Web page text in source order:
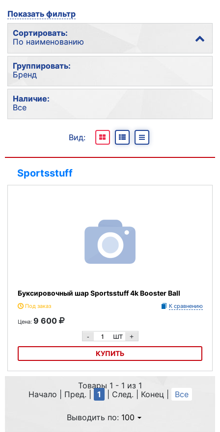
Показать фильтр
Сортировать:
По наименованию
По популярности
По наименованию
По цене
Группировать:
Бренд
Без группировки
Бренд
Наличие:
Все
Под заказ
Отсутствуют
Вид:
Sportsstuff
Буксировочный шар Sportsstuff 4k Booster Ball
Под заказ К сравнению
Цена: 9 600
- шт +
КУПИТЬ
Товары 1 - 1 из 1
Начало | Пред. |
1 | След. | Конец Все
Выводить по: 100